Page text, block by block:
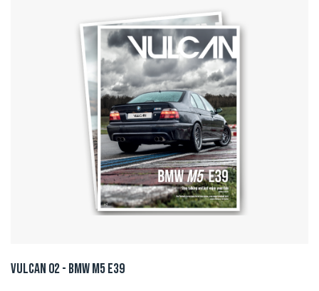
Vulcan 02 - BMW M5 E39